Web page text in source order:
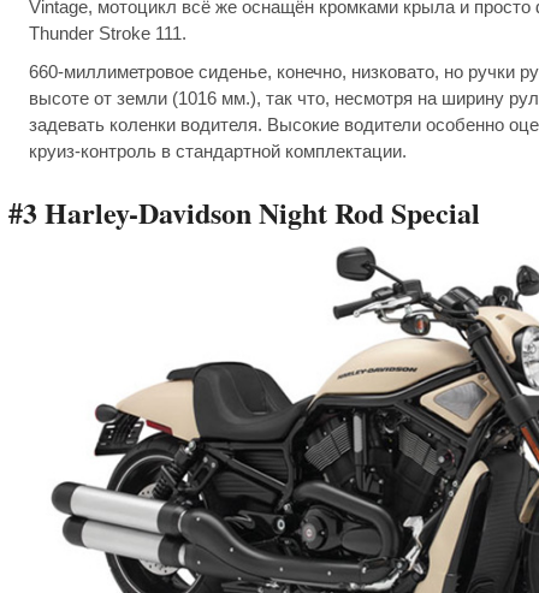
Vintage, мотоцикл всё же оснащён кромками крыла и
Thunder Stroke 111.
660-миллиметровое сиденье, конечно, низковато, но ручки
высоте от земли (1016 мм.), так что, несмотря на ширину
задевать коленки водителя. Высокие водители особенно
круиз-контроль в стандартной комплектации.
#3 Harley-Davidson Night Rod Special